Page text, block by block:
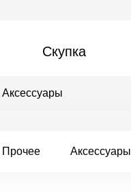
Скупка
Аксессуары
Аксессуары
Прочее